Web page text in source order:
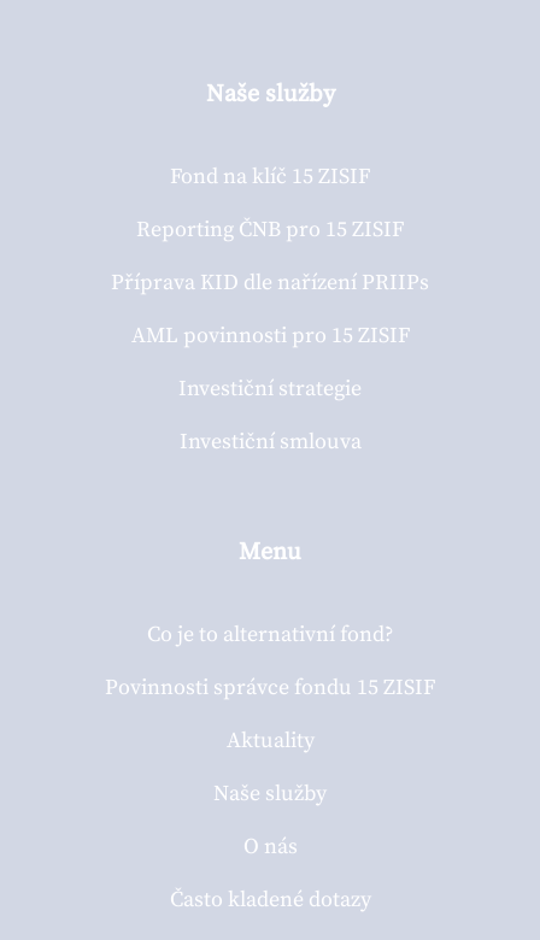
Naše služby
Fond na klíč 15 ZISIF
Reporting ČNB pro 15 ZISIF
Příprava KID dle nařízení PRIIPs
AML povinnosti pro 15 ZISIF
Investiční strategie
Investiční smlouva
Menu
Co je to alternativní fond?
Povinnosti správce fondu 15 ZISIF
Aktuality
Naše služby
O nás
Často kladené dotazy